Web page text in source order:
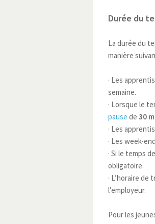
Durée du
La durée du
manière
· Les
semaine.
· Lorsque le
pause de 30
· Les
· Les week-
· Si le temps
obligatoire.
· L’horaire
l’employeur.
Pour les